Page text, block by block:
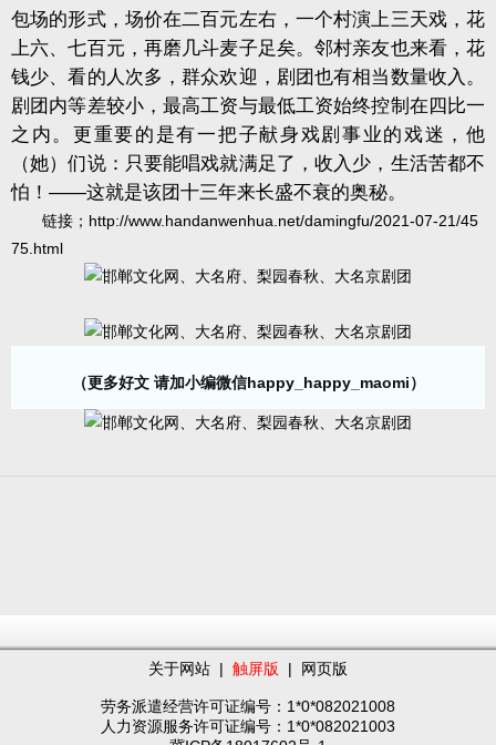
包场的形式，场价在二百元左右，一个村演上三天戏，花
上六、七百元，再磨几斗麦子足矣。邻村亲友也来看，花
钱少、看的人次多，群众欢迎，剧团也有相当数量收入。
剧团内等差较小，最高工资与最低工资始终控制在四比一
之内。更重要的是有一把子献身戏剧事业的戏迷，他
（她）们说：只要能唱戏就满足了，收入少，生活苦都不
怕！——这就是该团十三年来长盛不衰的奥秘。
链接； http://www.handanwenhua.net/damingfu/2021-07-21/45
75.html
（更多好文 请加小编微信happy_happy_maomi）
关于网站 | 触屏版 | 网页版
劳务派遣经营许可证编号：1*0*082021008
人力资源服务许可证编号：1*0*082021003